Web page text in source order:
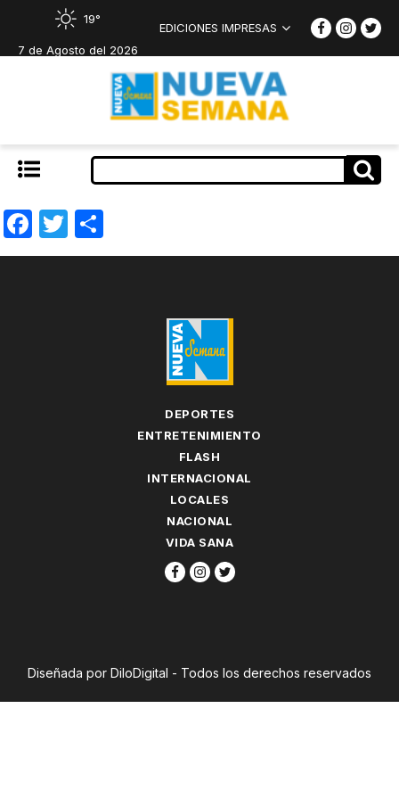
19°
7 de Agosto del 2026
EDICIONES IMPRESAS
Facebook
Twitter
DEPORTES
ENTRETENIMIENTO
FLASH
INTERNACIONAL
LOCALES
NACIONAL
VIDA SANA
Diseñada por DiloDigital - Todos los derechos reservados